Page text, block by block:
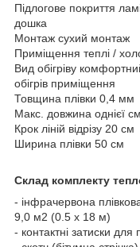
Підлогове покриття
дошка
Монтаж сухий монтаж
Приміщення теплі /
Вид обігріву
обігрів приміщення
Товщина плівки 0,4 мм
Макс. довжина однієї
Крок ліній відрізу 20 см
Ширина плівки 50 см
Склад комплекту
- інфрачервона
9,0 м2 (0.5 х 18 м)
- контактні затиски